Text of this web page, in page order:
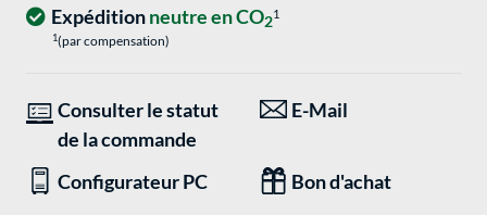
Expéditionneutre en CO21
1(par compensation)
Consulter le statut
de la commande
E-Mail
Configurateur PC Bon d'achat